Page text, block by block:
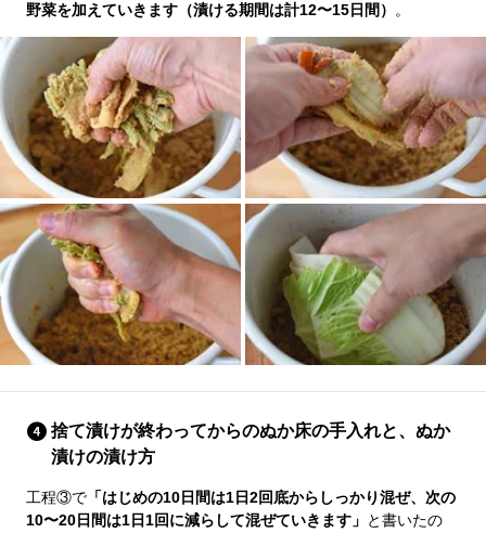
野菜を加えていきます（漬ける期間は計12〜15日間） 。
捨て漬けが終わってからのぬか床の手入れと、ぬか
漬けの漬け方
工程③で 「はじめの10日間は1日2回底からしっかり混ぜ、次の
10〜20日間は1日1回に減らして混ぜていきます」 と書いたの